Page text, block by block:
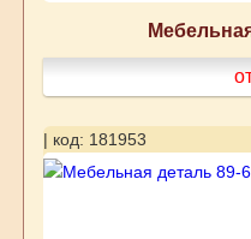
| код: 181953